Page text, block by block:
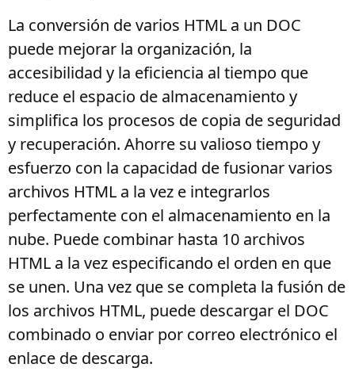
La conversión de varios HTML a un DOC
puede mejorar la organización, la
accesibilidad y la eficiencia al tiempo que
reduce el espacio de almacenamiento y
simplifica los procesos de copia de seguridad
y recuperación. Ahorre su valioso tiempo y
esfuerzo con la capacidad de fusionar varios
archivos HTML a la vez e integrarlos
perfectamente con el almacenamiento en la
nube. Puede combinar hasta 10 archivos
HTML a la vez especificando el orden en que
se unen. Una vez que se completa la fusión de
los archivos HTML, puede descargar el DOC
combinado o enviar por correo electrónico el
enlace de descarga.